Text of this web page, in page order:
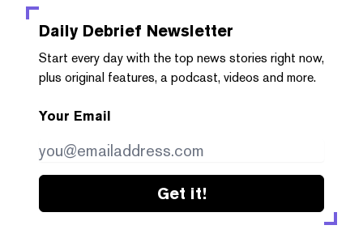
Daily Debrief Newsletter
Start every day with the top news stories right now,
plus original features, a podcast, videos and more.
Your Email
Get it!